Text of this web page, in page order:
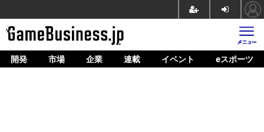
ホーム
開発 市場 企業 連載 イベント eスポーツ